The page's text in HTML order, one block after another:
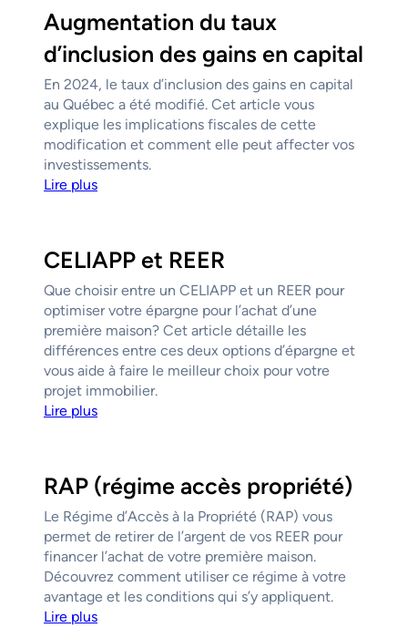
Augmentation du taux
d’inclusion des gains en capital
En 2024, le taux d’inclusion des gains en capital
au Québec a été modifié. Cet article vous
explique les implications fiscales de cette
modification et comment elle peut affecter vos
investissements.
Lire plus
CELIAPP et REER
Que choisir entre un CELIAPP et un REER pour
optimiser votre épargne pour l’achat d’une
première maison? Cet article détaille les
différences entre ces deux options d’épargne et
vous aide à faire le meilleur choix pour votre
projet immobilier.
Lire plus
RAP (régime accès propriété)
Le Régime d’Accès à la Propriété (RAP) vous
permet de retirer de l’argent de vos REER pour
financer l’achat de votre première maison.
Découvrez comment utiliser ce régime à votre
avantage et les conditions qui s’y appliquent.
Lire plus